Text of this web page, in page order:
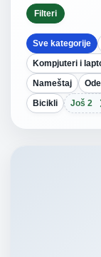
Filteri
Sve kategorije
Kompjuteri i
Nameštaj
Bicikli
Još 2